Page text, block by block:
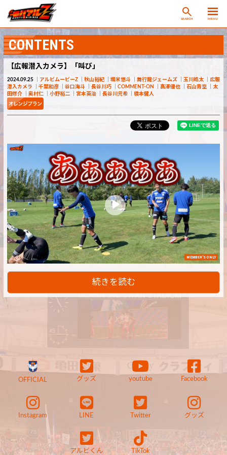
SEARCH MENU
CONTENTS
【広報潜入カメラ】「叫び」
2024.09.25 アルビムービーZ 秋山裕紀 堀米悠斗 舞行龍ジェームズ 玉川皓太
広報
潜入カメラ
千葉和彦 谷口海斗 長谷川巧 COMMENT-ON 髙澤優也 石山青空
太
田修介
奥村仁 小野裕二 宮本英治 長谷川元希 橋本健人
MEMBER'S ONLY
続きを読む
OFFICIAL グッズ youtube Facebook
Instagram LINE Twitter グッズ
アルビくん TikTok